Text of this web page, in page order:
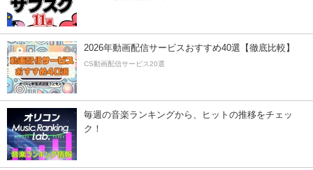
2026年動画配信サービスおすすめ40選【徹底比較】
CS動画配信サービス20選
毎週の音楽ランキングから、ヒットの推移をチェッ
ク！